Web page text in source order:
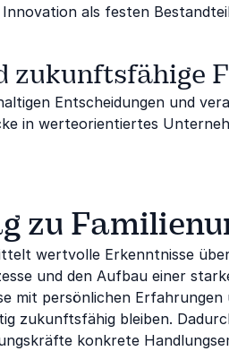
als festen
zukunftsfähige
Entscheidungen und
in werteorientiertes
zu
wertvolle Erkenntnisse
und den Aufbau einer
mit persönlichen Erfahrungen
zukunftsfähig bleiben.
konkrete